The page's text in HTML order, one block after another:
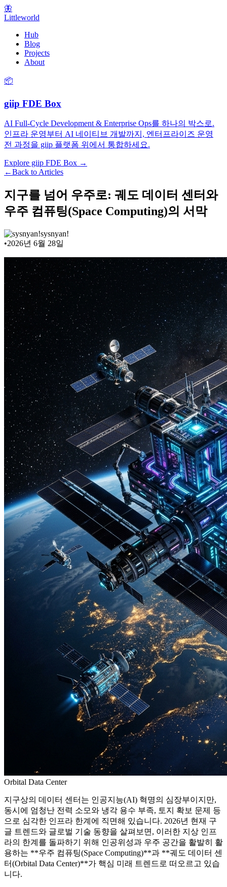
🦋
Littleworld
Hub
Blog
Projects
About
📦
giip FDE Box
AI Full-Cycle Development & Enterprise Ops를 하나의 박스로.
인프라 운영부터 AI 네이티브 개발까지, 엔터프라이즈 운영
전 과정을 giip 플랫폼 위에서 통합하세요.
Explore giip FDE Box →
←Back to Articles
지구를 넘어 우주로: 궤도 데이터 센터와
우주 컴퓨팅(Space Computing)의 서막
sysnyan!
•2026년 6월 28일
Orbital Data Center
지구상의 데이터 센터는 인공지능(AI) 혁명의 심장부이지만,
동시에 엄청난 전력 소모와 냉각 용수 부족, 토지 확보 문제 등
으로 심각한 인프라 한계에 직면해 있습니다. 2026년 현재 구
글 트렌드와 글로벌 기술 동향을 살펴보면, 이러한 지상 인프
라의 한계를 돌파하기 위해 인공위성과 우주 공간을 활발히 활
용하는 **우주 컴퓨팅(Space Computing)**과 **궤도 데이터 센
터(Orbital Data Center)**가 핵심 미래 트렌드로 떠오르고 있습
니다.